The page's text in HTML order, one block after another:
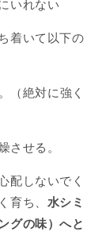
いれない
着いて以下の
（絶対に強く
させる。
配しないでく
育ち、 水シミ
グの味）へと